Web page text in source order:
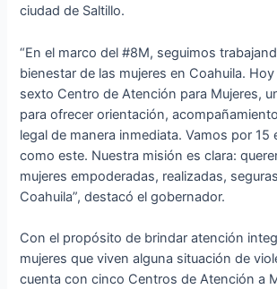
ciudad de Saltillo.
“En el marco del #8M, seguimos
bienestar de las mujeres en Coahuila.
sexto Centro de Atención para Mujeres,
para ofrecer orientación,
legal de manera inmediata. Vamos por 15
como este. Nuestra misión es clara:
mujeres empoderadas, realizadas,
Coahuila”, destacó el gobernador.
Con el propósito de brindar atención
mujeres que viven alguna situación de
cuenta con cinco Centros de Atención a